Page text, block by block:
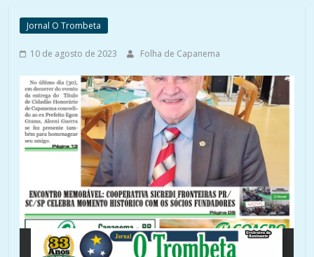
Jornal O Trombeta
10 de agosto de 2023 Folha de Capanema